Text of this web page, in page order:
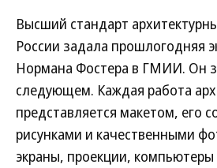
Высший стандарт
России задала прошлогодняя
Нормана Фостера в ГМИИ. Он
следующем. Каждая работа
представляется макетом, его
рисунками и качественными
экраны, проекции,